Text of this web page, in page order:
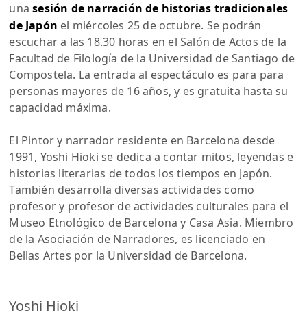
unasesión de narración de historias tradicionales
de Japón el miércoles 25 de octubre. Se podrán
escuchar a las 18.30 horas en el Salón de Actos de la
Facultad de Filología de la Universidad de Santiago de
Compostela. La entrada al espectáculo es para para
personas mayores de 16 años, y es gratuita hasta su
capacidad máxima.
El Pintor y narrador residente en Barcelona desde
1991, Yoshi Hioki se dedica a contar mitos, leyendas e
historias literarias de todos los tiempos en Japón.
También desarrolla diversas actividades como
profesor y profesor de actividades culturales para el
Museo Etnológico de Barcelona y Casa Asia. Miembro
de la Asociación de Narradores, es licenciado en
Bellas Artes por la Universidad de Barcelona.
Yoshi Hioki